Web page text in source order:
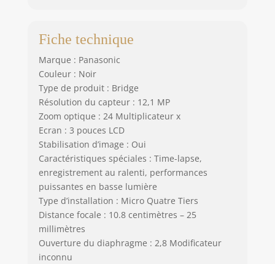
Fiche technique
Marque : Panasonic
Couleur : Noir
Type de produit : Bridge
Résolution du capteur : 12,1 MP
Zoom optique : 24 Multiplicateur x
Ecran : 3 pouces LCD
Stabilisation d’image : Oui
Caractéristiques spéciales : Time-lapse,
enregistrement au ralenti, performances
puissantes en basse lumière
Type d’installation : Micro Quatre Tiers
Distance focale : 10.8 centimètres – 25
millimètres
Ouverture du diaphragme : 2,8 Modificateur
inconnu